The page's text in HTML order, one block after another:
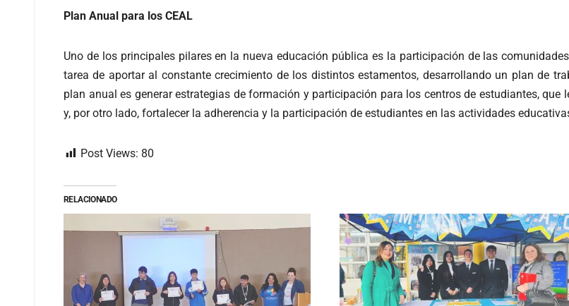
Plan Anual para los CEAL
Uno de los principales pilares en la nueva educación pública es la participación de las
tarea de aportar al constante crecimiento de los distintos estamentos, desarrollando un plan de
plan anual es generar estrategias de formación y participación para los centros de estudiantes,
y, por otro lado, fortalecer la adherencia y la participación de estudiantes en las actividades
Post Views: 80
RELACIONADO